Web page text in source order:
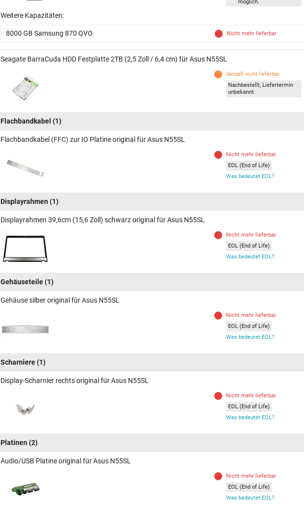
möglich.
Weitere Kapazitäten:
8000 GB Samsung 870 QVO Nicht mehr lieferbar
Seagate BarraCuda HDD Festplatte 2TB (2,5 Zoll / 6,4 cm) für Asus N55SL
Aktuell nicht lieferbar
Nachbestellt, Liefertermin
unbekannt
Flachbandkabel (1)
Flachbandkabel (FFC) zur IO Platine original für Asus N55SL
Nicht mehr lieferbar
EOL (End of Life)
Was bedeutet EOL?
Displayrahmen (1)
Displayrahmen 39,6cm (15,6 Zoll) schwarz original für Asus N55SL
Nicht mehr lieferbar
EOL (End of Life)
Was bedeutet EOL?
Gehäuseteile(1)
Gehäuse silber original für Asus N55SL
Nicht mehr lieferbar
EOL (End of Life)
Was bedeutet EOL?
Scharniere(1)
Display-Scharnier rechts original für Asus N55SL
Nicht mehr lieferbar
EOL (End of Life)
Was bedeutet EOL?
Platinen (2)
Audio/USB Platine original für Asus N55SL
Nicht mehr lieferbar
EOL (End of Life)
Was bedeutet EOL?